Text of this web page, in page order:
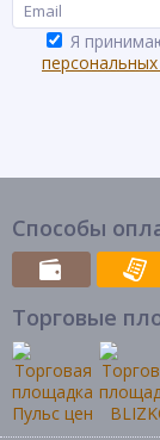
Я
Способы
Торговые